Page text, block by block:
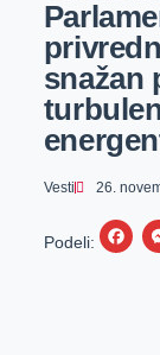
snažan
Vesti 26.
Podeli:
F